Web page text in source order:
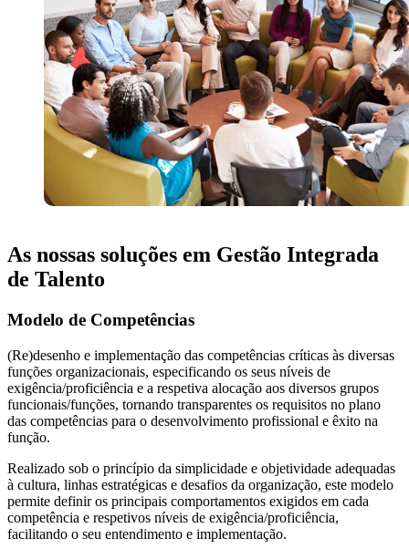
As nossas soluções em Gestão Integrada
de Talento
Modelo de Competências
(Re)desenho e implementação das competências críticas às diversas
funções organizacionais, especificando os seus níveis de
exigência/proficiência e a respetiva alocação aos diversos grupos
funcionais/funções, tornando transparentes os requisitos no plano
das competências para o desenvolvimento profissional e êxito na
função.
Realizado sob o princípio da simplicidade e objetividade adequadas
à cultura, linhas estratégicas e desafios da organização, este modelo
permite definir os principais comportamentos exigidos em cada
competência e respetivos níveis de exigência/proficiência,
facilitando o seu entendimento e implementação.